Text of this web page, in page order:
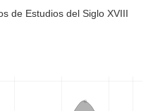
de Estudios del Siglo XVIII